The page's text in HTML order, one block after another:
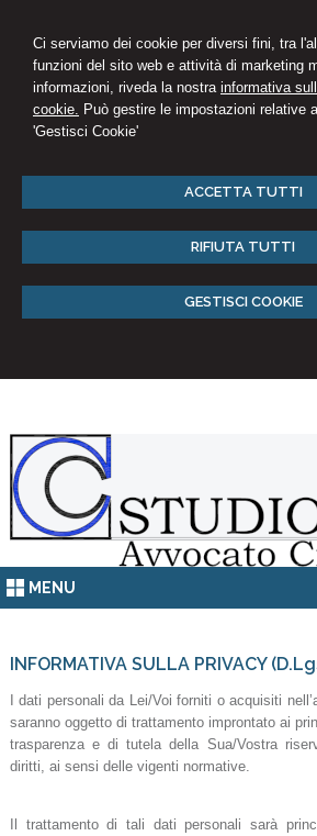
Ci serviamo dei cookie per diversi fini, tra
funzioni del sito web e attività di marketing
informazioni, riveda la nostra informativa
cookie. Può gestire le impostazioni relative
'Gestisci Cookie'
ACCETTA TUTTI
RIFIUTA TUTTI
GESTISCI COOKIE
MENU
INFORMATIVA SULLA PRIVACY
I dati personali da Lei/Voi forniti o acquisiti
saranno oggetto di trattamento improntato ai
trasparenza e di tutela della Sua/Vostra
diritti, ai sensi delle vigenti normative.
Il trattamento di tali dati personali sarà